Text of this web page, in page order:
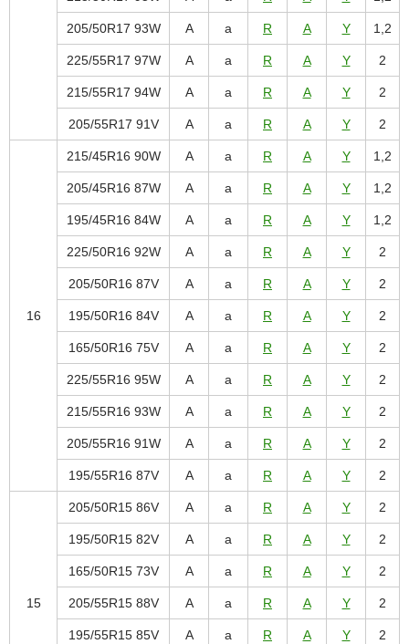
205/50R17 93W A a R A Y 1,2
225/55R17 97W A a R A Y 2
215/55R17 94W A a R A Y 2
205/55R17 91V A a R A Y 2
16
215/45R16 90W A a R A Y 1,2
205/45R16 87W A a R A Y 1,2
195/45R16 84W A a R A Y 1,2
225/50R16 92W A a R A Y 2
205/50R16 87V A a R A Y 2
195/50R16 84V A a R A Y 2
165/50R16 75V A a R A Y 2
225/55R16 95W A a R A Y 2
215/55R16 93W A a R A Y 2
205/55R16 91W A a R A Y 2
195/55R16 87V A a R A Y 2
15
205/50R15 86V A a R A Y 2
195/50R15 82V A a R A Y 2
165/50R15 73V A a R A Y 2
205/55R15 88V A a R A Y 2
195/55R15 85V A a R A Y 2